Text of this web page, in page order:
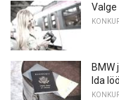
Valge
BMW
Ida